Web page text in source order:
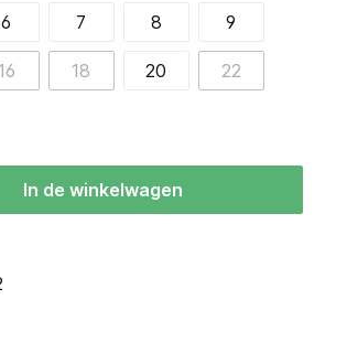
6 7 8 9
16 18 20 22
In de winkelwagen